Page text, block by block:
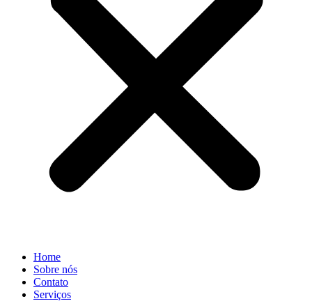
Home
Sobre nós
Contato
Serviços